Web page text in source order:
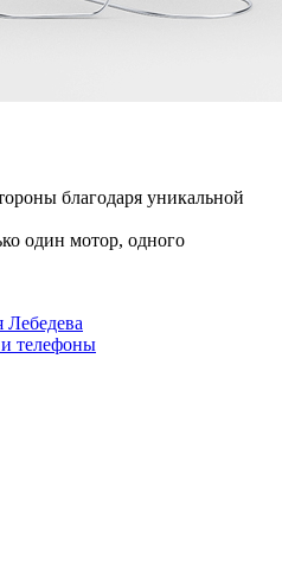
благодаря уникальной
один мотор, одного
и телефоны